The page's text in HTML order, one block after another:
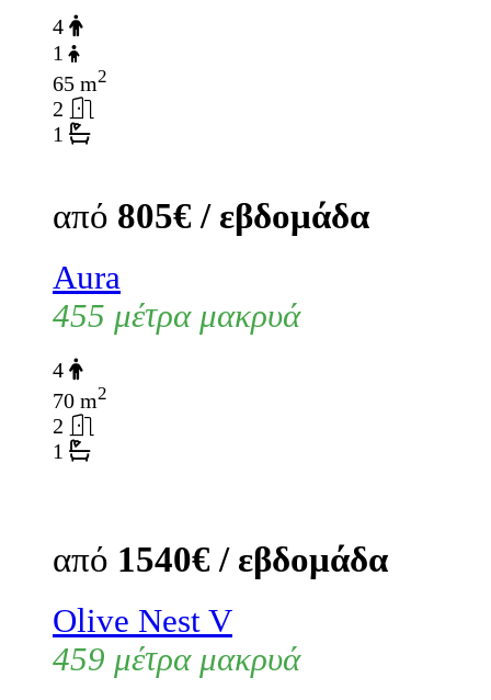
4
1
65 m2
2
1
από 805€ / εβδομάδα
Aura
455 μέτρα μακρυά
4
70 m2
2
1
από 1540€ / εβδομάδα
Olive Nest V
459 μέτρα μακρυά